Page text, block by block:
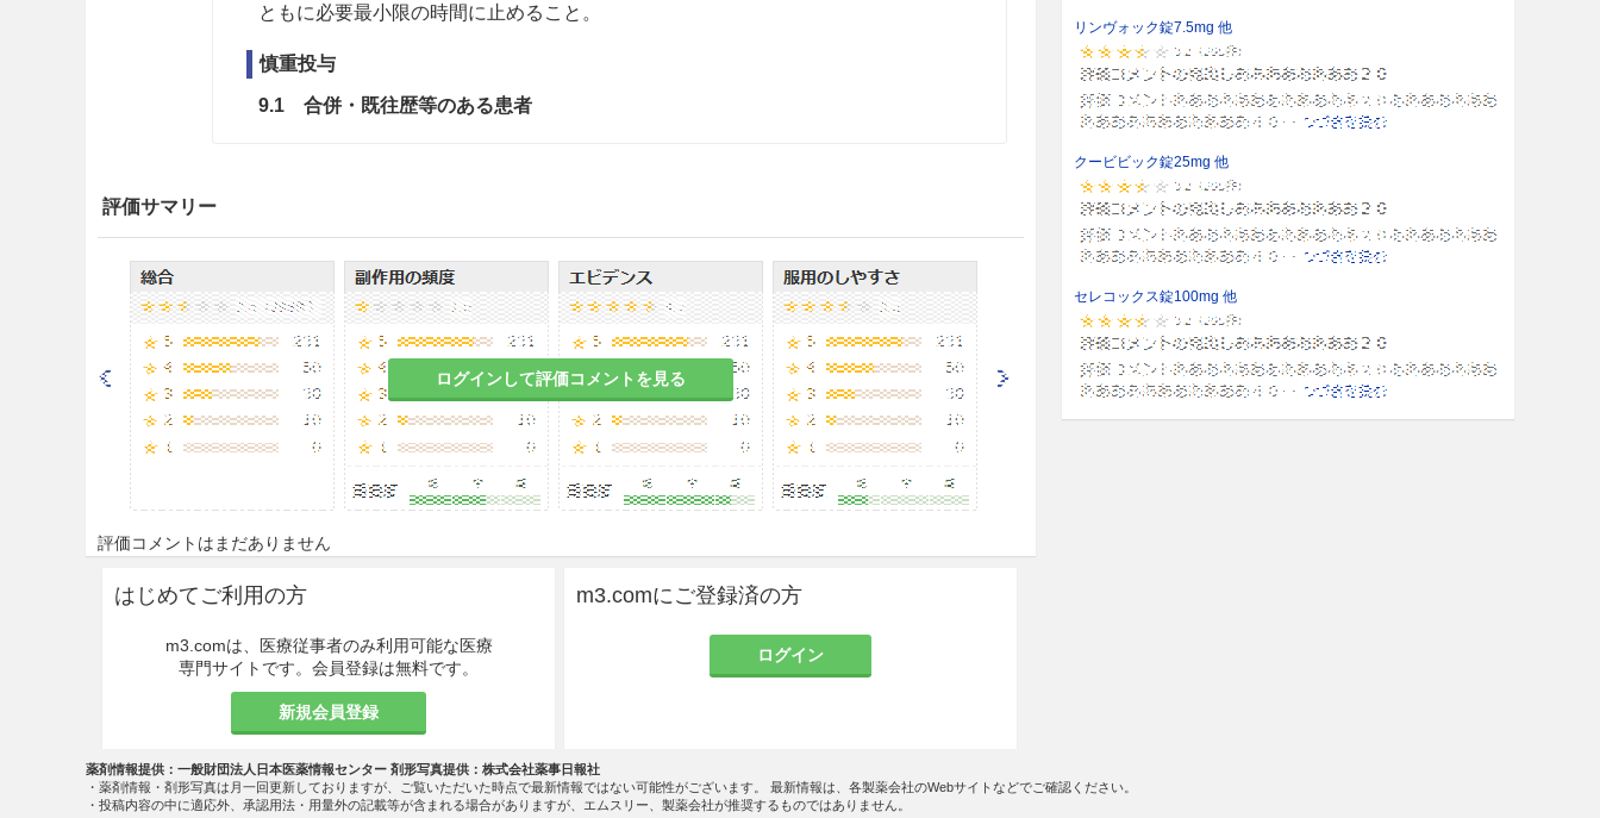
ともに必要最小限の時間に止めること。
慎重投与
9.1 合併・既往歴等のある患者
工呼吸法の適用も考慮する。また間欠的投与は避けた方がよい。高濃度酸素の吸
入によって呼吸量低下又は停止，あるいはCO
ナルコーシスの状態に陥る危険性
がある 。
9.5 妊婦
妊婦又は妊娠している可能性のある女性の高気圧酸素療法は，治療上の有益性が
危険を上回ると判断される場合にのみ実施すること。
マウスの高分圧酸素への曝露実験で催奇形性と染色体異常の誘発が報告されてい
9.7 小児等
9.7.1 低出生体重児，新生児
酸素濃度を必要最小限に止めること。保育器中の酸素濃度は動脈血酸素分圧を測
定して8.0〜10.7kPa（60〜80Torr）の範囲を保つこと。未熟児網膜症を起こすこ
とがある。
酸素の投与期間を必要最小限に止めること。酸素の投与期間が長いほど肝芽腫発
評価サマリー
ログインして評価コメントを見る
評価コメントはまだありません
はじめてご利用の方
m3.comは、医療従事者のみ利用可能な医療
専門サイトです。会員登録は無料です。
新規会員登録
m3.comにご登録済の方
ログイン
リンヴォック錠7.5mg 他
クービビック錠25mg 他
セレコックス錠100mg 他
薬剤情報提供：一般財団法人日本医薬情報センター 剤形写真提供：株式会社薬事日報社
・薬剤情報・剤形写真は月一回更新しておりますが、ご覧いただいた時点で最新情報ではない可能性がございます。 最新情報は、各製薬会社のWebサイトなどでご確認ください。
・投稿内容の中に適応外、承認用法・用量外の記載等が含まれる場合がありますが、エムスリー、製薬会社が推奨するものではありません。